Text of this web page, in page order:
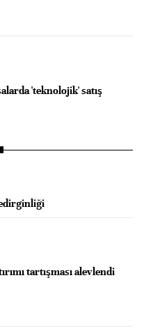
'teknolojik' satış
tartışması alevlendi